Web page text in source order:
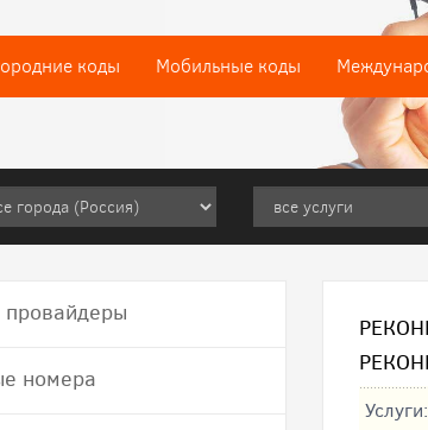
коды Мобильные коды
Услуги:
номера